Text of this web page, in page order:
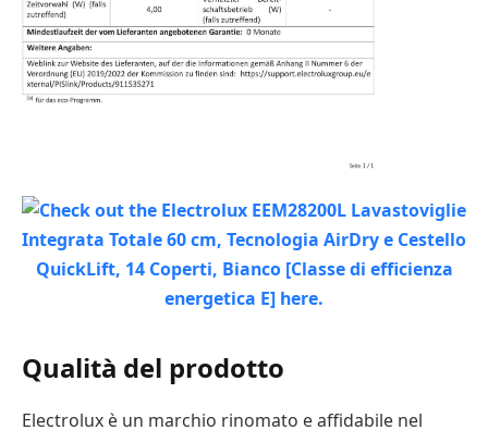
Qualità del prodotto
Electrolux è un marchio rinomato e affidabile nel